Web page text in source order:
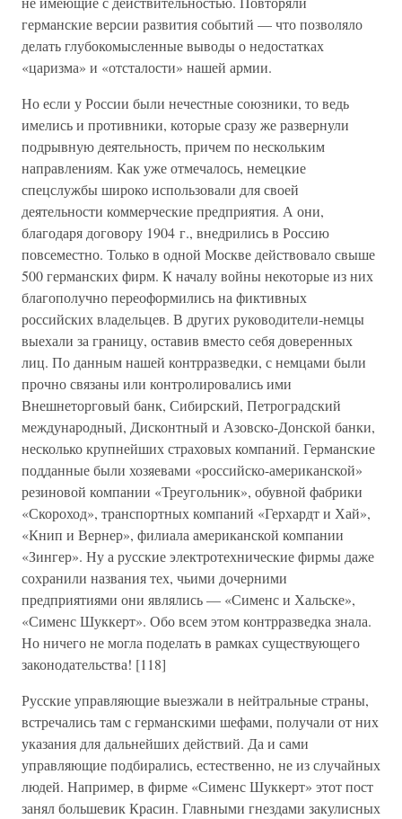
германские версии развития событий — что позволяло
делать глубокомысленные выводы о недостатках
«царизма» и «отсталости» нашей армии.
Но если у России были нечестные союзники, то ведь
имелись и противники, которые сразу же развернули
подрывную деятельность, причем по нескольким
направлениям. Как уже отмечалось, немецкие
спецслужбы широко использовали для своей
деятельности коммерческие предприятия. А они,
благодаря договору 1904 г., внедрились в Россию
повсеместно. Только в одной Москве действовало свыше
500 германских фирм. К началу войны некоторые из них
благополучно переоформились на фиктивных
российских владельцев. В других руководители-немцы
выехали за границу, оставив вместо себя доверенных
лиц. По данным нашей контрразведки, с немцами были
прочно связаны или контролировались ими
Внешнеторговый банк, Сибирский, Петроградский
международный, Дисконтный и Азовско-Донской банки,
несколько крупнейших страховых компаний. Германские
подданные были хозяевами «российско-американской»
резиновой компании «Треугольник», обувной фабрики
«Скороход», транспортных компаний «Герхардт и Хай»,
«Книп и Вернер», филиала американской компании
«Зингер». Ну а русские электротехнические фирмы даже
сохранили названия тех, чьими дочерними
предприятиями они являлись — «Сименс и Хальске»,
«Сименс Шуккерт». Обо всем этом контрразведка знала.
Но ничего не могла поделать в рамках существующего
законодательства! [118]
Русские управляющие выезжали в нейтральные страны,
встречались там с германскими шефами, получали от них
указания для дальнейших действий. Да и сами
управляющие подбирались, естественно, не из случайных
людей. Например, в фирме «Сименс Шуккерт» этот пост
занял большевик Красин. Главными гнездами закулисных